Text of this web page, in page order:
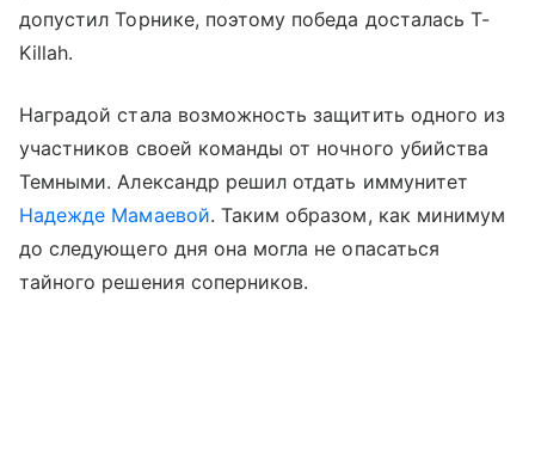
допустил Торнике, поэтому победа досталась T-
Killah.
Наградой стала возможность защитить одного из
участников своей команды от ночного убийства
Темными. Александр решил отдать иммунитет
Надежде Мамаевой. Таким образом, как минимум
до следующего дня она могла не опасаться
тайного решения соперников.